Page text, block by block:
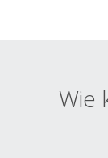
Wie